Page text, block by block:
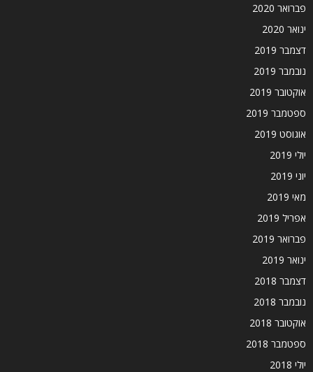
פברואר 2020
ינואר 2020
דצמבר 2019
נובמבר 2019
אוקטובר 2019
ספטמבר 2019
אוגוסט 2019
יולי 2019
יוני 2019
מאי 2019
אפריל 2019
פברואר 2019
ינואר 2019
דצמבר 2018
נובמבר 2018
אוקטובר 2018
ספטמבר 2018
יולי 2018